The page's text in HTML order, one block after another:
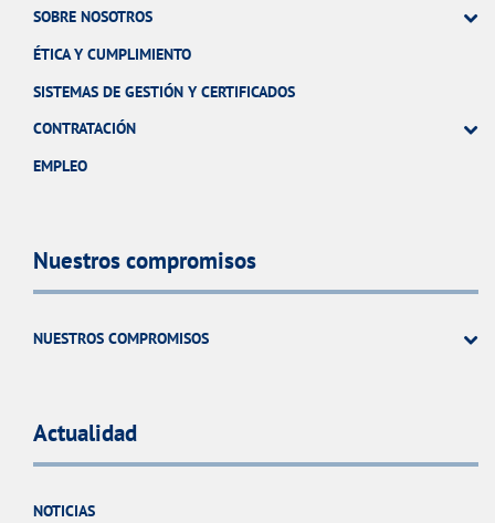
SOBRE NOSOTROS
ÉTICA Y CUMPLIMIENTO
SISTEMAS DE GESTIÓN Y CERTIFICADOS
CONTRATACIÓN
EMPLEO
Nuestros compromisos
NUESTROS COMPROMISOS
Actualidad
NOTICIAS